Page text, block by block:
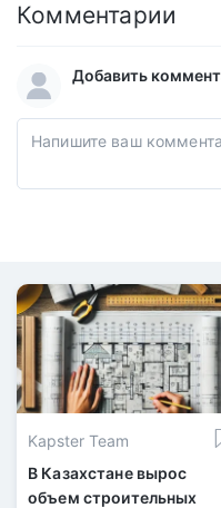
Комментарии
Добавить
Kapster Team
В Казахстане вырос
объем строительных